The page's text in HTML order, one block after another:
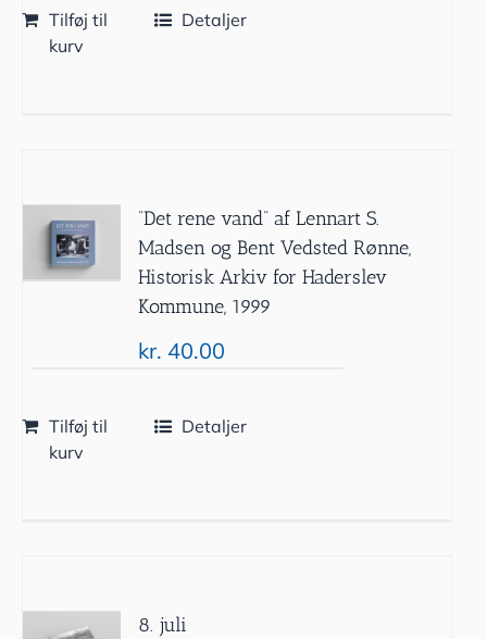
Tilføj til
kurv
Detaljer
”Det rene vand” af Lennart S.
Madsen og Bent Vedsted Rønne,
Historisk Arkiv for Haderslev
Kommune, 1999
kr. 40.00
Tilføj til
kurv
Detaljer
8. juli